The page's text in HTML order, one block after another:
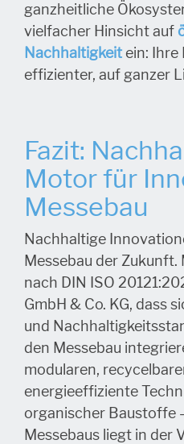
ganzheitliche
vielfacher Hinsicht auf
Nachhaltigkeit ein: Ihre
effizienter, auf ganzer
Fazit:
Motor für
Messebau
Nachhaltige
Messebau der
nach DIN ISO
GmbH & Co. KG, dass
und
den Messebau
modularen,
energieeffiziente
organischer Baustoffe
Messebaus liegt in der